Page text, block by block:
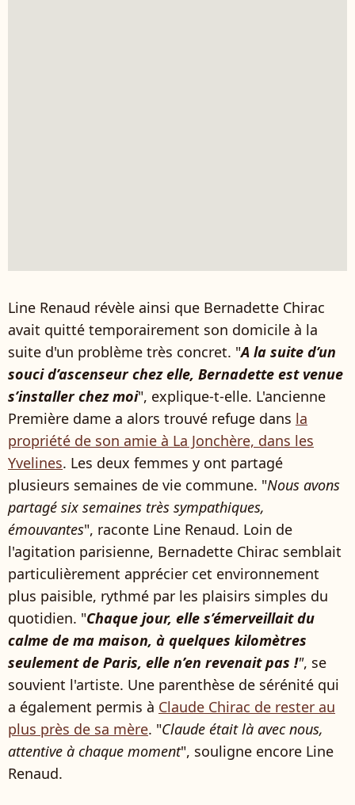
Line Renaud révèle ainsi que Bernadette Chirac
avait quitté temporairement son domicile à la
suite d'un problème très concret. "A la suite d’un
souci d’ascenseur chez elle, Bernadette est venue
s’installer chez moi", explique-t-elle. L'ancienne
Première dame a alors trouvé refuge dans la
propriété de son amie à La Jonchère, dans les
Yvelines. Les deux femmes y ont partagé
plusieurs semaines de vie commune. "Nous avons
partagé six semaines très sympathiques,
émouvantes", raconte Line Renaud. Loin de
l'agitation parisienne, Bernadette Chirac semblait
particulièrement apprécier cet environnement
plus paisible, rythmé par les plaisirs simples du
quotidien. "Chaque jour, elle s’émerveillait du
calme de ma maison, à quelques kilomètres
seulement de Paris, elle n’en revenait pas !", se
souvient l'artiste. Une parenthèse de sérénité qui
a également permis à Claude Chirac de rester au
plus près de sa mère. "Claude était là avec nous,
attentive à chaque moment", souligne encore Line
Renaud.